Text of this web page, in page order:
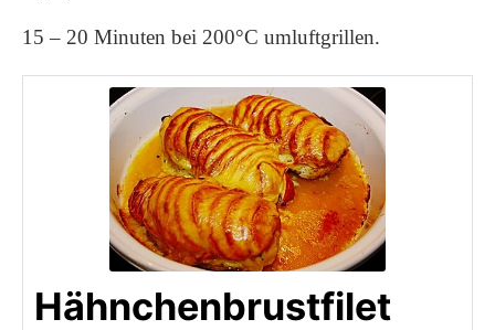
15 – 20 Minuten bei 200°C umluftgrillen.
Hähnchenbrustfilet